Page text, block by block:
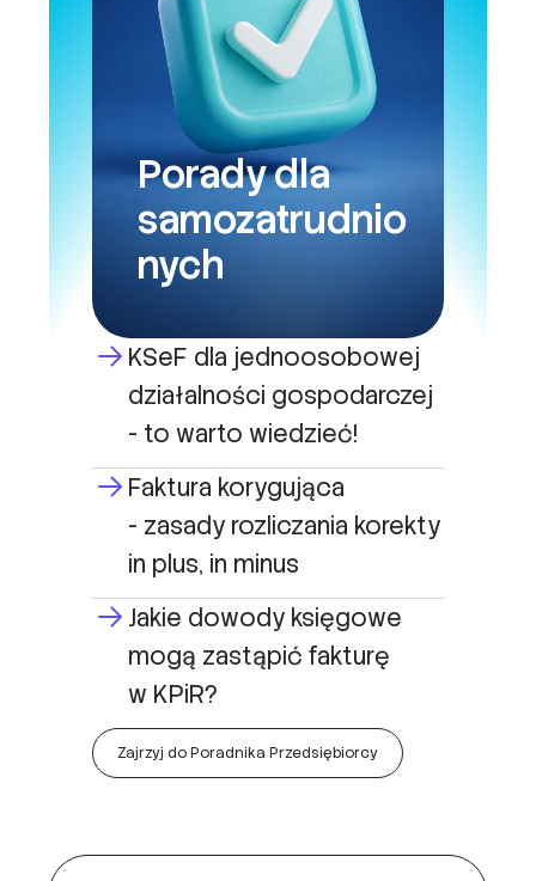
Porady dla
samozatrudnio
nych
KSeF dla jednoosobowej
działalności gospodarczej
- to warto wiedzieć!
Faktura korygująca
- zasady rozliczania korekty
in plus, in minus
Jakie dowody księgowe
mogą zastąpić fakturę
w KPiR?
Zajrzyj do Poradnika Przedsiębiorcy